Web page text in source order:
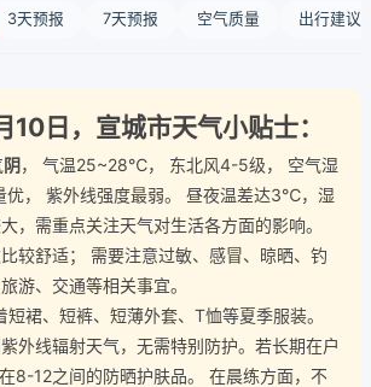
3天预报 7天预报 空气质量 出行建议
日，宣城市天气小贴士：
阴， 气温25~28℃， 东北风4-5级， 空气湿
优， 紫外线强度最弱。 昼夜温差达3℃，湿
，需重点关注天气对生活各方面的影响。
较舒适； 需要注意过敏、感冒、晾晒、钓
游、交通等相关事宜。
裙、短裤、短薄外套、T恤等夏季服装。
外线辐射天气，无需特别防护。若长期在户
8-12之间的防晒护肤品。 在晨练方面，不